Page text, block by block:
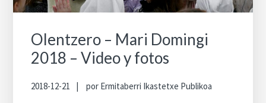
Olentzero – Mari Domingi
2018 – Video y fotos
2018-12-21 por Ermitaberri Ikastetxe Publikoa